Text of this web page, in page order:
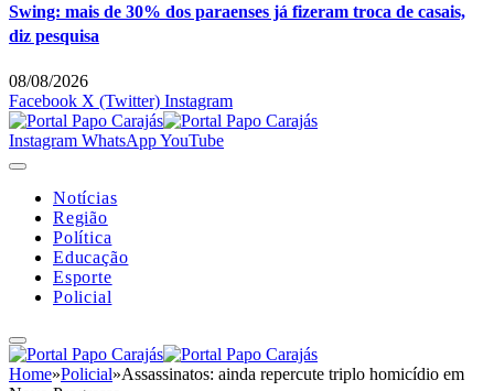
Swing: mais de 30% dos paraenses já fizeram troca de casais,
diz pesquisa
08/08/2026
Facebook X (Twitter) Instagram
Instagram WhatsAppYouTube
Notícias
Região
Política
Educação
Esporte
Policial
Home»Policial»Assassinatos: ainda repercute triplo homicídio em